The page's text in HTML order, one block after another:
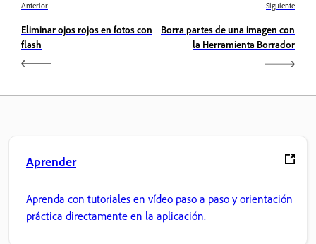
Anterior
Eliminar ojos rojos en fotos con
flash
Siguiente
Borra partes de una imagen con
la Herramienta Borrador
Aprender
Aprenda con tutoriales en vídeo paso a paso y orientación
práctica directamente en la aplicación.